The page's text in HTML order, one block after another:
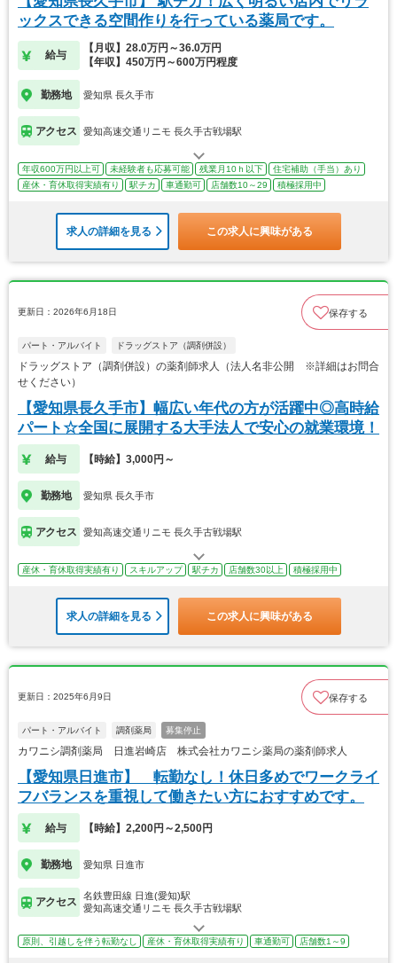
ックスできる空間作りを行っている薬局です。
給与
【月収】28.0万円～36.0万円
【年収】450万円～600万円程度
勤務地 愛知県 長久手市
アクセス 愛知高速交通リニモ 長久手古戦場駅
年収600万円以上可 未経験者も応募可能 残業月10ｈ以下
住宅補助（手当）あり
産休・育休取得実績有り
駅チカ 車通勤可 店舗数10～29 積極採用中
求人の詳細を見る この求人に興味がある
更新日：2026年6月18日 保存する
パート・アルバイト ドラッグストア（調剤併設）
ドラッグストア（調剤併設）の薬剤師求人（法人名非公開 ※詳細はお問合
せください）
【愛知県長久手市】幅広い年代の方が活躍中◎高時給
パート☆全国に展開する大手法人で安心の就業環境！
給与 【時給】3,000円～
勤務地 愛知県 長久手市
アクセス 愛知高速交通リニモ 長久手古戦場駅
産休・育休取得実績有り スキルアップ 駅チカ 店舗数30以上 積極採用中
求人の詳細を見る この求人に興味がある
更新日：2025年6月9日 保存する
パート・アルバイト 調剤薬局 募集停止
カワニシ調剤薬局 日進岩崎店 株式会社カワニシ薬局の薬剤師求人
【愛知県日進市】 転勤なし！休日多めでワークライ
フバランスを重視して働きたい方におすすめです。
給与 【時給】2,200円～2,500円
勤務地 愛知県 日進市
アクセス
名鉄豊田線 日進(愛知)駅
愛知高速交通リニモ 長久手古戦場駅
原則、引越しを伴う転勤なし 産休・育休取得実績有り 車通勤可 店舗数1～9